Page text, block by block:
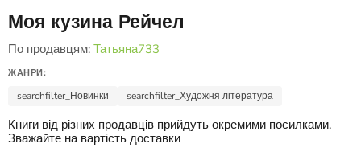
Моя кузина Рейчел
По продавцям: Татьяна733
ЖАНРИ:
searchfilter_Новинки searchfilter_Художня література
Книги від різних продавців прийдуть окремими посилками.
Зважайте на вартість доставки